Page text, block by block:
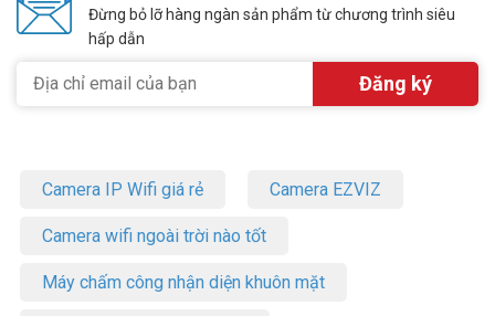
Đừng bỏ lỡ hàng ngàn sản phẩm từ chương trình siêu
hấp dẫn
Camera IP Wifi giá rẻ Camera EZVIZ
Camera wifi ngoài trời nào tốt
Máy chấm công nhận diện khuôn mặt